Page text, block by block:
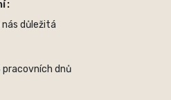
nás důležitá
pracovních dnů